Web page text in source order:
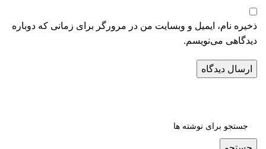
ذخیره نام، ایمیل و وبسایت من در مرورگر برای زمانی که دوباره
دیدگاهی می‌نویسم.